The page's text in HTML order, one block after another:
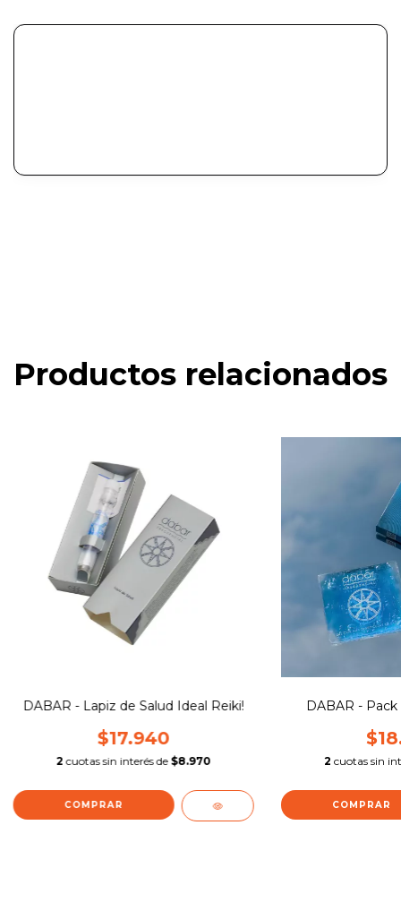
Productos relacionados
DABAR - Lapiz de Salud Ideal Reiki!
$17.940
2 cuotas sin interés de $8.970
DABAR -
2 cuotas sin